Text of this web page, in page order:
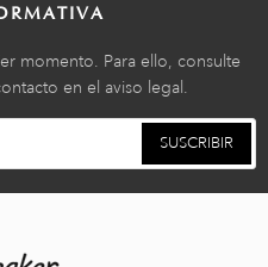
momento. Para ello, consulte
en el aviso legal.
SUSCRIBIR